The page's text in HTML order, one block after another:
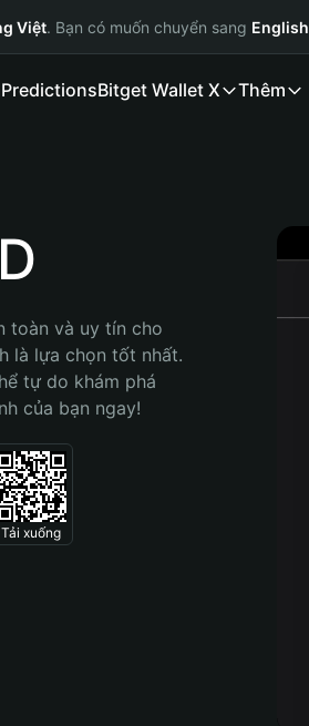
Việt. Bạn có muốn chuyển sang English
PredictionsBitget Wallet X Thêm
toàn và uy tín cho
là lựa chọn tốt nhất.
tự do khám phá
của bạn ngay!
Tải xuống